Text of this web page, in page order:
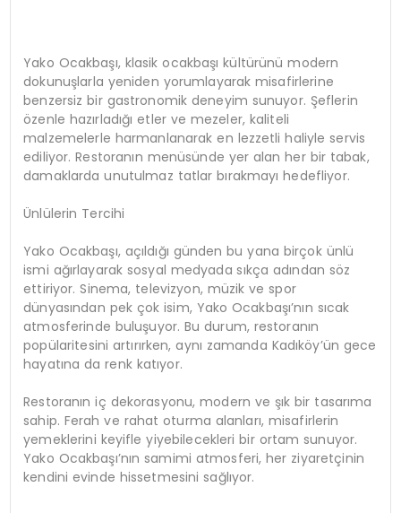
Yako Ocakbaşı, klasik ocakbaşı kültürünü modern
dokunuşlarla yeniden yorumlayarak misafirlerine
benzersiz bir gastronomik deneyim sunuyor. Şeflerin
özenle hazırladığı etler ve mezeler, kaliteli
malzemelerle harmanlanarak en lezzetli haliyle servis
ediliyor. Restoranın menüsünde yer alan her bir tabak,
damaklarda unutulmaz tatlar bırakmayı hedefliyor.
Ünlülerin Tercihi
Yako Ocakbaşı, açıldığı günden bu yana birçok ünlü
ismi ağırlayarak sosyal medyada sıkça adından söz
ettiriyor. Sinema, televizyon, müzik ve spor
dünyasından pek çok isim, Yako Ocakbaşı’nın sıcak
atmosferinde buluşuyor. Bu durum, restoranın
popülaritesini artırırken, aynı zamanda Kadıköy’ün gece
hayatına da renk katıyor.
Restoranın iç dekorasyonu, modern ve şık bir tasarıma
sahip. Ferah ve rahat oturma alanları, misafirlerin
yemeklerini keyifle yiyebilecekleri bir ortam sunuyor.
Yako Ocakbaşı’nın samimi atmosferi, her ziyaretçinin
kendini evinde hissetmesini sağlıyor.